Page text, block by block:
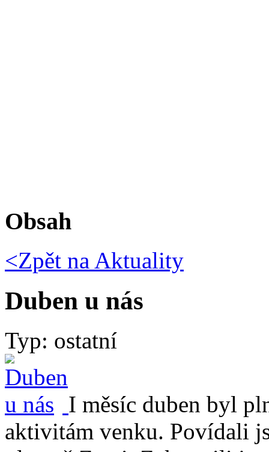
Obsah
<Zpět na Aktuality
Duben u nás
Typ: ostatní
I měsíc duben byl
aktivitám venku. Povídali